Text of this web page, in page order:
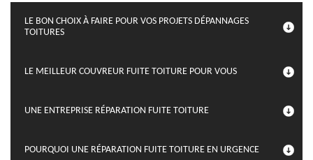
LE BON CHOIX À FAIRE POUR VOS PROJETS DÉPANNAGES
TOITURES
LE MEILLEUR COUVREUR FUITE TOITURE POUR VOUS
UNE ENTREPRISE RÉPARATION FUITE TOITURE
POURQUOI UNE RÉPARATION FUITE TOITURE EN URGENCE